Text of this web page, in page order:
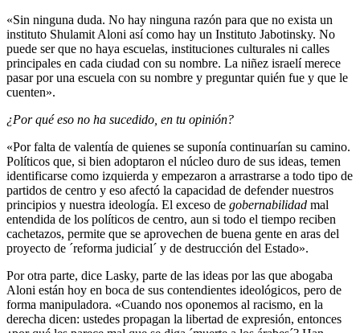
«Sin ninguna duda. No hay ninguna razón para que no exista un
instituto Shulamit Aloni así como hay un Instituto Jabotinsky. No
puede ser que no haya escuelas, instituciones culturales ni calles
principales en cada ciudad con su nombre. La niñez israelí merece
pasar por una escuela con su nombre y preguntar quién fue y que le
cuenten».
¿Por qué eso no ha sucedido, en tu opinión?
«Por falta de valentía de quienes se suponía continuarían su camino.
Políticos que, si bien adoptaron el núcleo duro de sus ideas, temen
identificarse como izquierda y empezaron a arrastrarse a todo tipo de
partidos de centro y eso afectó la capacidad de defender nuestros
principios y nuestra ideología. El exceso de gobernabilidad mal
entendida de los políticos de centro, aun si todo el tiempo reciben
cachetazos, permite que se aprovechen de buena gente en aras del
proyecto de ´reforma judicial´ y de destrucción del Estado».
Por otra parte, dice Lasky, parte de las ideas por las que abogaba
Aloni están hoy en boca de sus contendientes ideológicos, pero de
forma manipuladora. «Cuando nos oponemos al racismo, en la
derecha dicen: ustedes propagan la libertad de expresión, entonces